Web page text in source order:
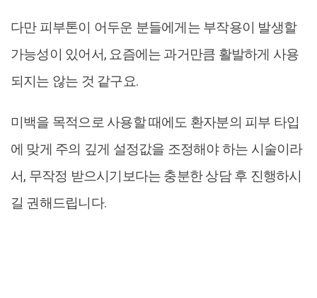
다만 피부톤이 어두운 분들에게는 부작용이 발생할
가능성이 있어서, 요즘에는 과거만큼 활발하게 사용
되지는 않는 것 같구요.
미백을 목적으로 사용할 때에도 환자분의 피부 타입
에 맞게 주의 깊게 설정값을 조정해야 하는 시술이라
서, 무작정 받으시기보다는 충분한 상담 후 진행하시
길 권해드립니다.